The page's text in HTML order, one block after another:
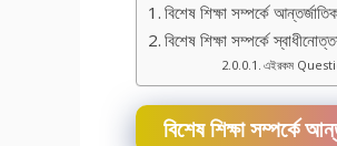
বিশেষ শিক্ষা সম্পর্কে
বিশেষ শিক্ষা সম্পর্কে
এইরকম
বিশেষ শিক্ষা সম্পর্কে